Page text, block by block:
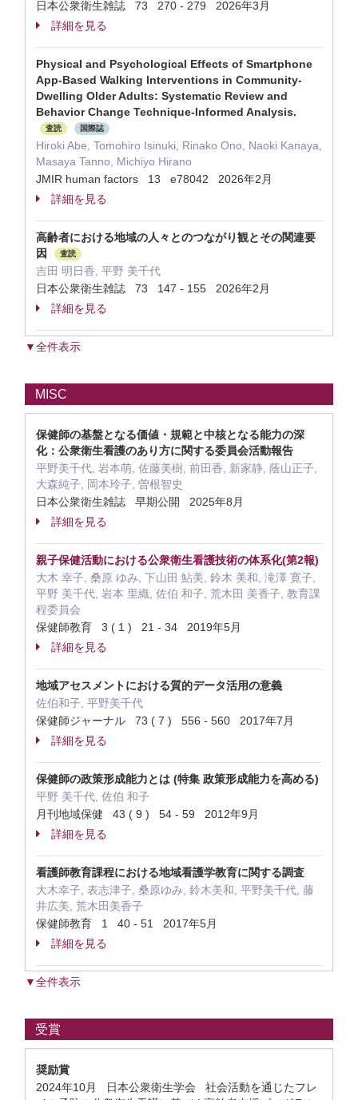
日本公衆衛生雑誌 73 270 - 279 2026年3月
詳細を見る
Physical and Psychological Effects of Smartphone
App-Based Walking Interventions in Community-
Dwelling Older Adults: Systematic Review and
Behavior Change Technique-Informed Analysis.
査読 国際誌
Hiroki Abe, Tomohiro Isinuki, Rinako Ono, Naoki Kanaya,
Masaya Tanno, Michiyo Hirano
JMIR human factors 13 e78042 2026年2月
詳細を見る
高齢者における地域の人々とのつながり観とその関連要
因
査読
吉田 明日香, 平野 美千代
日本公衆衛生雑誌 73 147 - 155 2026年2月
詳細を見る
▼全件表示
MISC
保健師の基盤となる価値・規範と中核となる能力の深
化：公衆衛生看護のあり方に関する委員会活動報告
平野美千代, 岩本萌, 佐藤美樹, 前田香, 新家静, 蔭山正子,
大森純子, 岡本玲子, 曽根智史
日本公衆衛生雑誌 早期公開 2025年8月
詳細を見る
親子保健活動における公衆衛生看護技術の体系化(第2報)
大木 幸子, 桑原 ゆみ, 下山田 鮎美, 鈴木 美和, 滝澤 寛子,
平野 美千代, 岩本 里織, 佐伯 和子, 荒木田 美香子, 教育課
程委員会
保健師教育 3 ( 1 ) 21 - 34 2019年5月
詳細を見る
地域アセスメントにおける質的データ活用の意義
佐伯和子, 平野美千代
保健師ジャーナル 73 ( 7 ) 556 - 560 2017年7月
詳細を見る
保健師の政策形成能力とは (特集 政策形成能力を高める)
平野 美千代, 佐伯 和子
月刊地域保健 43 ( 9 ) 54 - 59 2012年9月
詳細を見る
看護師教育課程における地域看護学教育に関する調査
大木幸子, 表志津子, 桑原ゆみ, 鈴木美和, 平野美千代, 藤
井広美, 荒木田美香子
保健師教育 1 40 - 51 2017年5月
詳細を見る
▼全件表示
受賞
奨励賞
2024年10月 日本公衆衛生学会 社会活動を通じたフレ